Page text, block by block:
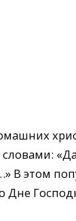
В этом
Дне